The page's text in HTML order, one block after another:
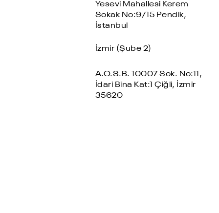
Yesevi Mahallesi Kerem
Sokak No:9/15 Pendik,
İstanbul
İzmir (Şube 2)
A.O.S.B. 10007 Sok. No:11,
İdari Bina Kat:1 Çiğli, İzmir
35620